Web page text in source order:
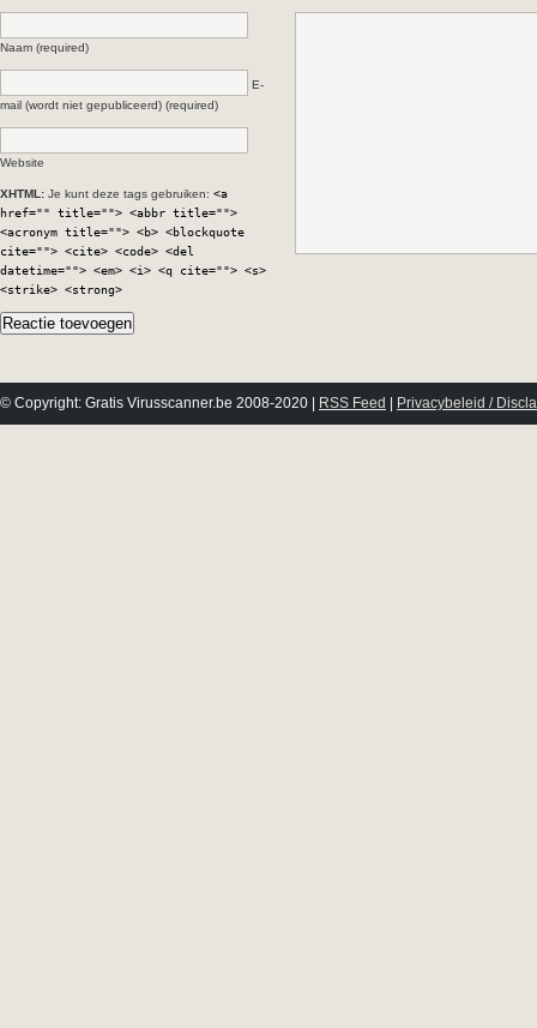
Naam (required)
E-
mail (wordt niet gepubliceerd) (required)
Website
XHTML: Je kunt deze tags gebruiken: <a
href="" title=""> <abbr title="">
<acronym title=""> <b> <blockquote
cite=""> <cite> <code> <del
datetime=""> <em> <i> <q cite=""> <s>
<strike> <strong>
© Copyright: Gratis Virusscanner.be 2008-2020 | RSS Feed Privacybeleid /